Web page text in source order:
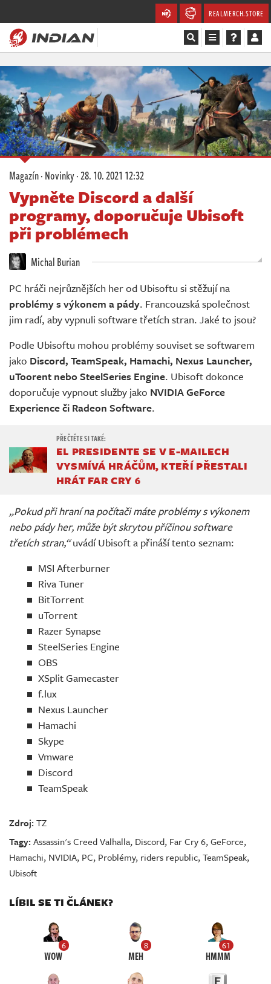
REALMERCH.STORE
Magazín
Recenze
Videa
Soutěže
Databáze
Komunita
Redakce
Živě
Magazín·Novinky·28. 10. 2021 12:32
Vypněte Discord a další
programy, doporučuje Ubisoft
při problémech
Michal Burian
PC hráči nejrůznějších her od Ubisoftu si stěžují na
problémy s výkonem a pády. Francouzská společnost
jim radí, aby vypnuli software třetích stran. Jaké to jsou?
Podle Ubisoftu mohou problémy souviset se softwarem
jako Discord, TeamSpeak, Hamachi, Nexus Launcher,
uToorent nebo SteelSeries Engine. Ubisoft dokonce
doporučuje vypnout služby jako NVIDIA GeForce
Experience či Radeon Software.
EL PRESIDENTE SE V E-MAILECH
VYSMÍVÁ HRÁČŮM, KTEŘÍ PŘESTALI
HRÁT FAR CRY 6
„Pokud při hraní na počítači máte problémy s výkonem
nebo pády her, může být skrytou příčinou software
třetích stran,“uvádí Ubisoft a přináší tento seznam:
MSI Afterburner
Riva Tuner
BitTorrent
uTorrent
Razer Synapse
SteelSeries Engine
OBS
XSplit Gamecaster
f.lux
Nexus Launcher
Hamachi
Skype
Vmware
Discord
TeamSpeak
Zdroj:TZ
Tagy:Assassin's Creed Valhalla, Discord, Far Cry 6,GeForce,
Hamachi, NVIDIA, PC, Problémy, riders republic,TeamSpeak,
Ubisoft
LÍBIL SE TI ČLÁNEK?
6
WOW
8
MEH
61
HMMM